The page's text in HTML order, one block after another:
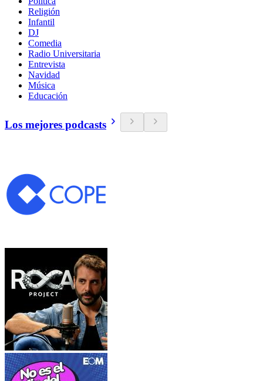
Religión
Infantil
DJ
Comedia
Radio Universitaria
Entrevista
Navidad
Música
Educación
Los mejores podcasts